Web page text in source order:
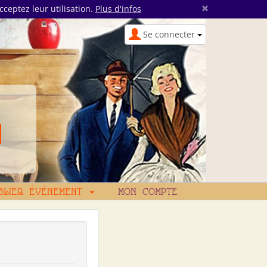
leur utilisation. Plus d'infos ×
Se connecter
ÉVÉNEMENT MON COMPTE